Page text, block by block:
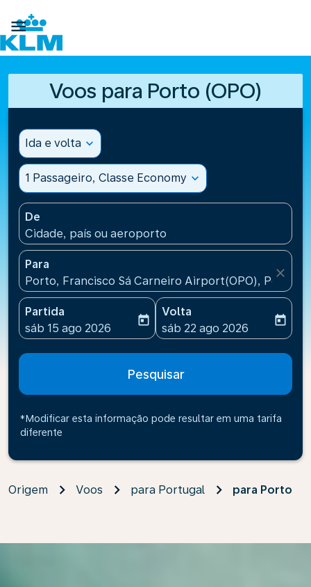

Voos para Porto (OPO)
Ida e volta expand_more
1 Passageiro, Classe Economy expand_more
De
Cidade, país ou aeroporto
Para
Porto, Francisco Sá Carneiro Airport(OPO), Portugal
close
Partida
fc-booking-departure-date-aria-label
sáb 15 ago 2026
today
Volta
fc-booking-return-date-
sáb 22 ago 2026
today
Pesquisar
*Modificar esta informação pode resultar em uma tarifa
diferente
Origem Voos para Portugal para Porto